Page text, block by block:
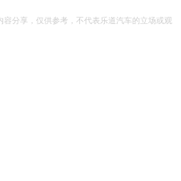
分享，仅供参考，不代表乐道汽车的立场或观